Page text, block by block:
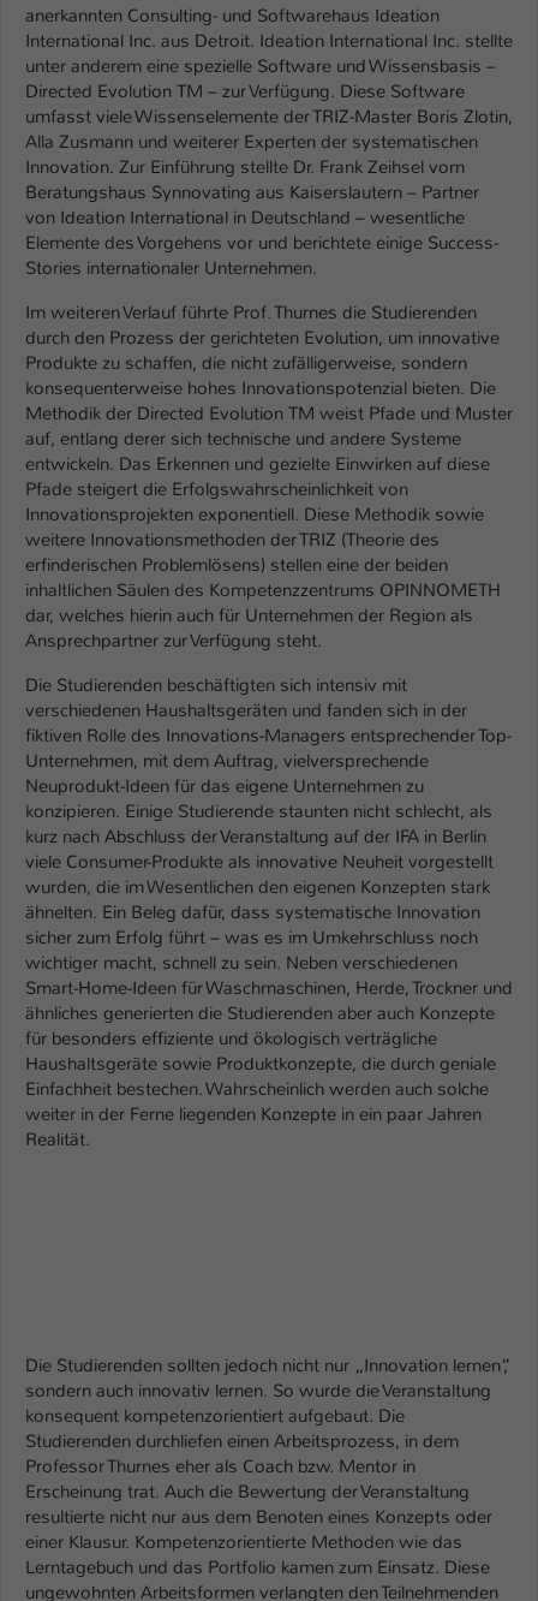
anerkannten Consulting- und Softwarehaus Ideation
International Inc. aus Detroit. Ideation International Inc. stellte
unter anderem eine spezielle Software und Wissensbasis –
Directed Evolution TM – zur Verfügung. Diese Software
umfasst viele Wissenselemente der TRIZ-Master Boris Zlotin,
Alla Zusmann und weiterer Experten der systematischen
Innovation. Zur Einführung stellte Dr. Frank Zeihsel vom
Beratungshaus Synnovating aus Kaiserslautern – Partner
von Ideation International in Deutschland – wesentliche
Elemente des Vorgehens vor und berichtete einige Success-
Stories internationaler Unternehmen.
Im weiteren Verlauf führte Prof. Thurnes die Studierenden
durch den Prozess der gerichteten Evolution, um innovative
Produkte zu schaffen, die nicht zufälligerweise, sondern
konsequenterweise hohes Innovationspotenzial bieten. Die
Methodik der Directed Evolution TM weist Pfade und Muster
auf, entlang derer sich technische und andere Systeme
entwickeln. Das Erkennen und gezielte Einwirken auf diese
Pfade steigert die Erfolgswahrscheinlichkeit von
Innovationsprojekten exponentiell. Diese Methodik sowie
weitere Innovationsmethoden der TRIZ (Theorie des
erfinderischen Problemlösens) stellen eine der beiden
inhaltlichen Säulen des Kompetenzzentrums OPINNOMETH
dar, welches hierin auch für Unternehmen der Region als
Ansprechpartner zur Verfügung steht.
Die Studierenden beschäftigten sich intensiv mit
verschiedenen Haushaltsgeräten und fanden sich in der
fiktiven Rolle des Innovations-Managers entsprechender Top-
Unternehmen, mit dem Auftrag, vielversprechende
Neuprodukt-Ideen für das eigene Unternehmen zu
konzipieren. Einige Studierende staunten nicht schlecht, als
kurz nach Abschluss der Veranstaltung auf der IFA in Berlin
viele Consumer-Produkte als innovative Neuheit vorgestellt
wurden, die im Wesentlichen den eigenen Konzepten stark
ähnelten. Ein Beleg dafür, dass systematische Innovation
sicher zum Erfolg führt – was es im Umkehrschluss noch
wichtiger macht, schnell zu sein. Neben verschiedenen
Smart-Home-Ideen für Waschmaschinen, Herde, Trockner und
ähnliches generierten die Studierenden aber auch Konzepte
für besonders effiziente und ökologisch verträgliche
Haushaltsgeräte sowie Produktkonzepte, die durch geniale
Einfachheit bestechen. Wahrscheinlich werden auch solche
weiter in der Ferne liegenden Konzepte in ein paar Jahren
Realität.
Die Studierenden sollten jedoch nicht nur „Innovation lernen“,
sondern auch innovativ lernen. So wurde die Veranstaltung
konsequent kompetenzorientiert aufgebaut. Die
Studierenden durchliefen einen Arbeitsprozess, in dem
Professor Thurnes eher als Coach bzw. Mentor in
Erscheinung trat. Auch die Bewertung der Veranstaltung
resultierte nicht nur aus dem Benoten eines Konzepts oder
einer Klausur. Kompetenzorientierte Methoden wie das
Lerntagebuch und das Portfolio kamen zum Einsatz. Diese
ungewohnten Arbeitsformen verlangten den Teilnehmenden
Zweck
Einstellungen. Unter anderem eine zufällig
generierte ID, für die historische
Speicherung Ihrer vorgenommen
Einstellungen, falls der Webseiten-
Betreiber dies eingestellt hat.
Name fe_typo_user / PHPSESSID
Anbieter TYPO3
Zweck
Dieses Cookie ist ein Standard-Session-
Cookie von TYPO3. Es speichert im Fall
eines Intranet-Logins die Session-ID. So
kann der eingeloggte Benutzer
wiedererkannt werden und es wird ihm
Zugang zu geschützten Bereichen
gewährt.
Name be_typo_user
Anbieter TYPO3
Laufzeit 1 Tag
Zweck
Dieser Cookie teilt der Webseite mit, ob
ein Besucher im Typo3-Backend
angemeldet ist und Rechte besitzt diese
zu verwalten.